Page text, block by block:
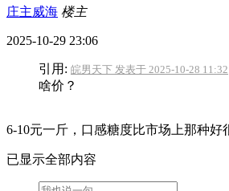
庄主威海 楼主
2025-10-29 23:06
引用: 皖男天下 发表于 2025-10-28 11:32
啥价？
6-10元一斤，口感糖度比市场上那种好
已显示全部内容